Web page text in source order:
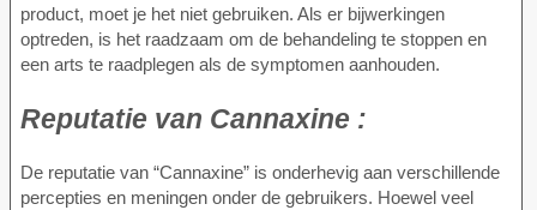
product, moet je het niet gebruiken. Als er bijwerkingen
optreden, is het raadzaam om de behandeling te stoppen en
een arts te raadplegen als de symptomen aanhouden.
Reputatie van Cannaxine :
De reputatie van “Cannaxine” is onderhevig aan verschillende
percepties en meningen onder de gebruikers. Hoewel veel